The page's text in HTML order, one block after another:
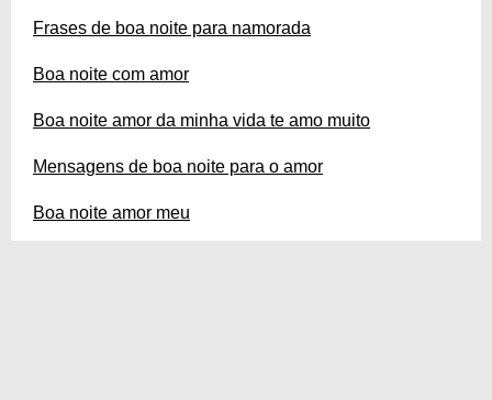
Frases de boa noite para namorada
Boa noite com amor
Boa noite amor da minha vida te amo muito
Mensagens de boa noite para o amor
Boa noite amor meu